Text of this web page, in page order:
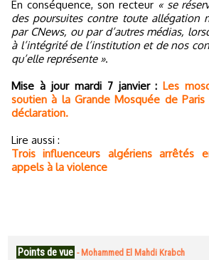
En conséquence, son recteur « se
des poursuites contre toute allégation
par CNews, ou par d’autres médias,
à l’intégrité de l’institution et de nos
qu’elle représente ».
Mise à jour mardi 7 janvier : Les
soutien à la Grande Mosquée de
déclaration.
Lire aussi :
Trois influenceurs algériens arrêtés
appels à la violence
Points de vue - Mohammed El Mahdi Krabch